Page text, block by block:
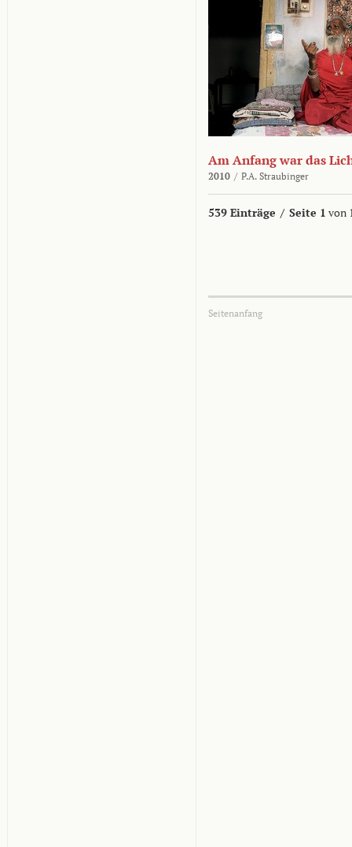
Am Anfang war das
2010 / P.A. Straubinger
539 Einträge / Seite 1 von
Seitenanfang